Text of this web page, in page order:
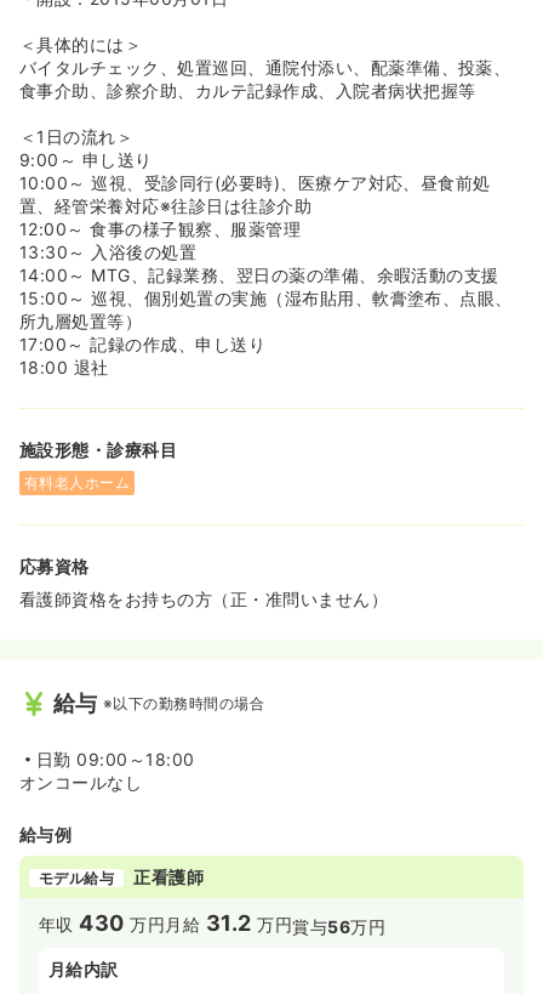
＜具体的には＞
バイタルチェック、処置巡回、通院付添い、配薬準備、投薬、
食事介助、診察介助、カルテ記録作成、入院者病状把握等
＜1日の流れ＞
9:00～ 申し送り
10:00～ 巡視、受診同行(必要時)、医療ケア対応、昼食前処
置、経管栄養対応※往診日は往診介助
12:00～ 食事の様子観察、服薬管理
13:30～ 入浴後の処置
14:00～ MTG、記録業務、翌日の薬の準備、余暇活動の支援
15:00～ 巡視、個別処置の実施（湿布貼用、軟膏塗布、点眼、
所九層処置等）
17:00～ 記録の作成、申し送り
18:00 退社
施設形態・診療科目
有料老人ホーム
応募資格
看護師資格をお持ちの方（正・准問いません）
給与 ※以下の勤務時間の場合
日勤 09:00～18:00
オンコールなし
給与例
モデル給与 正看護師
年収430 万円 月給 31.2 万円賞与56万円
月給内訳